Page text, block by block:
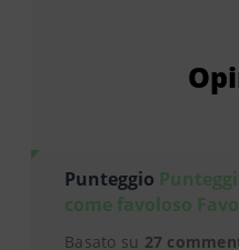
Punteggio
come favoloso
Basato su 27